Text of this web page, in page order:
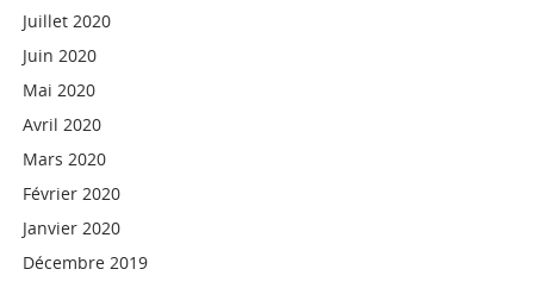
Juillet 2020
Juin 2020
Mai 2020
Avril 2020
Mars 2020
Février 2020
Janvier 2020
Décembre 2019